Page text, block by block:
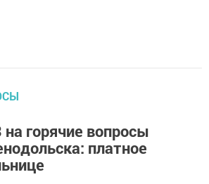
горячие вопросы
платное